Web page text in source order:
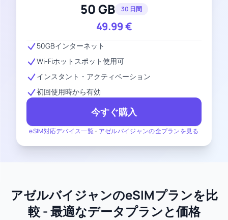
50 GB 30 日間
49.99€
eSIM対応デバイス一覧- アゼルバイジャンの全プランを見る
50GBインターネット
Wi-Fiホットスポット使用可
インスタント・アクティベーション
初回使用時から有効
今すぐ購入
アゼルバイジャンのeSIMプランを比
較 - 最適なデータプランと価格